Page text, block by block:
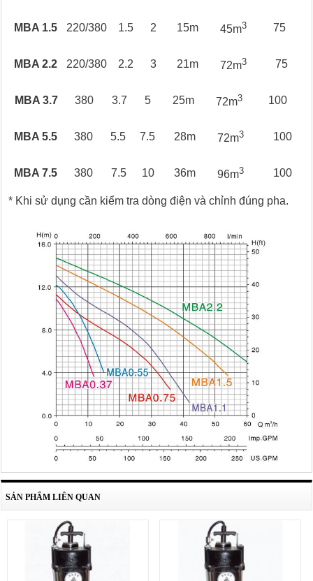
MBA 1.5 220/380 1.5 2 15m 45m3 75
MBA 2.2 220/380 2.2 3 21m 72m3 75
MBA 3.7 380 3.7 5 25m 72m3 100
MBA 5.5 380 5.5 7.5 28m 72m3 100
MBA 7.5 380 7.5 10 36m 96m3 100
* Khi sử dụng cần kiểm tra dòng điện và chỉnh đúng pha.
SẢN PHẨM LIÊN QUAN